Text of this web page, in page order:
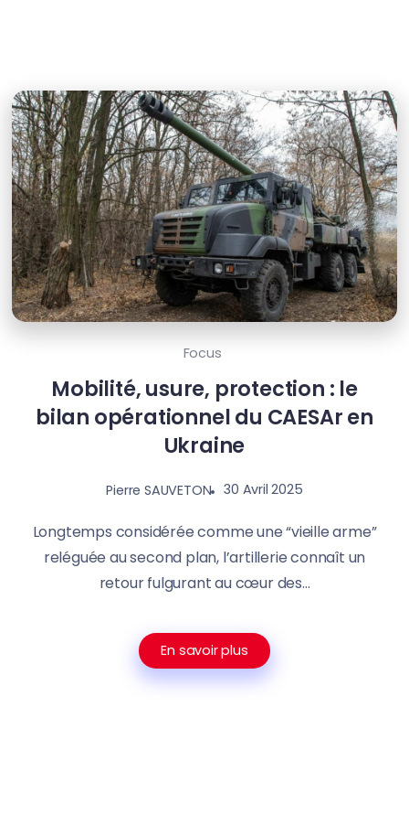
Focus
Mobilité, usure, protection : le
bilan opérationnel du CAESAr en
Ukraine
Pierre SAUVETON 30 Avril 2025
Longtemps considérée comme une “vieille arme”
reléguée au second plan, l’artillerie connaît un
retour fulgurant au cœur des...
En savoir plus